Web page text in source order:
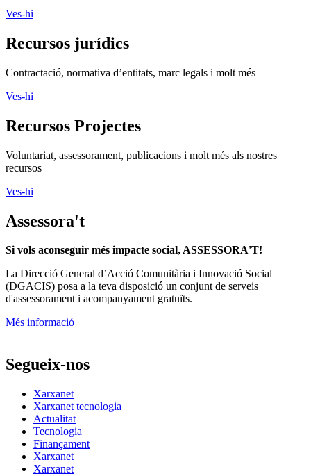
Ves-hi
Recursos jurídics
Contractació, normativa d’entitats, marc legals i molt més
Ves-hi
Recursos Projectes
Voluntariat, assessorament, publicacions i molt més als nostres
recursos
Ves-hi
Assessora't
Si vols aconseguir més impacte social, ASSESSORA'T!
La Direcció General d’Acció Comunitària i Innovació Social
(DGACIS) posa a la teva disposició un conjunt de serveis
d'assessorament i acompanyament gratuïts.
Més informació
Segueix-nos
Xarxanet
Xarxanet tecnologia
Actualitat
Tecnologia
Finançament
Xarxanet
Xarxanet